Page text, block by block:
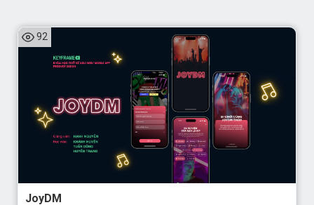
Hoàng Thị Khánh Huyền - Kim Huyền Trang - Nguyễn Tuấn
Dũng